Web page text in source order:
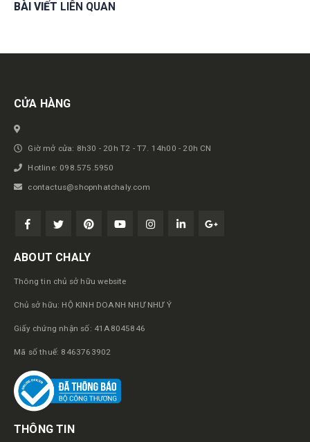
BÀI VIẾT LIÊN QUAN
Get in touch
CỬA HÀNG
Giờ mở cửa: 8h30 - 20h T2 - T7. 14h00 - 20h CN
Hotline: 098.575.5950
contactus@shopnhatchaly.com
ABOUT CHALY
Thông tin chủ sở hữu website
Chủ sở hữu: HỘ KINH DOANH NHƯ NHƯ Ý
Giấy chứng nhận số: 41A8045846
Mã số thuế: 8463763902
THÔNG TIN